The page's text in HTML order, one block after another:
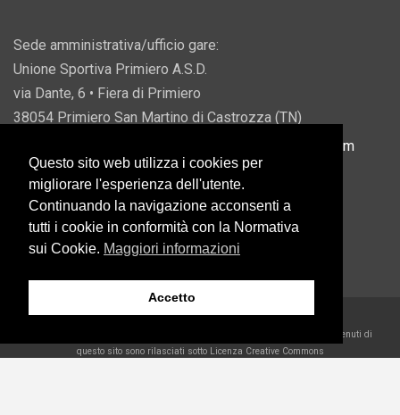
Sede amministrativa/ufficio gare:
Unione Sportiva Primiero A.S.D.
via Dante, 6 • Fiera di Primiero
38054 Primiero San Martino di Castrozza (TN)
info@usprimiero.com
Vantaggi da Pubblica Amministrazione
Eccetto dove diversamente specificato, i contenuti di
questo sito sono rilasciati sotto Licenza Creative Commons
Questo sito web utilizza i cookies per
migliorare l'esperienza dell'utente.
Continuando la navigazione acconsenti a
tutti i cookie in conformità con la Normativa
sui Cookie. Maggiori informazioni
Accetto